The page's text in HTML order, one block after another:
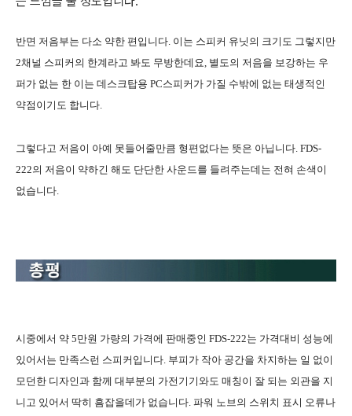
반면 저음부는 다소 약한 편입니다. 이는 스피커 유닛의 크기도 그렇지만
2채널 스피커의 한계라고 봐도 무방한데요, 별도의 저음을 보강하는 우
퍼가 없는 한 이는 데스크탑용 PC스피커가 가질 수밖에 없는 태생적인
약점이기도 합니다.
그렇다고 저음이 아예 못들어줄만큼 형편없다는 뜻은 아닙니다. FDS-
222의 저음이 약하긴 해도 단단한 사운드를 들려주는데는 전혀 손색이
없습니다.
시중에서 약 5만원 가량의 가격에 판매중인 FDS-222는 가격대비 성능에
있어서는 만족스런 스피커입니다. 부피가 작아 공간을 차지하는 일 없이
모던한 디자인과 함께 대부분의 가전기기와도 매칭이 잘 되는 외관을 지
니고 있어서 딱히 흠잡을데가 없습니다. 파워 노브의 스위치 표시 오류나